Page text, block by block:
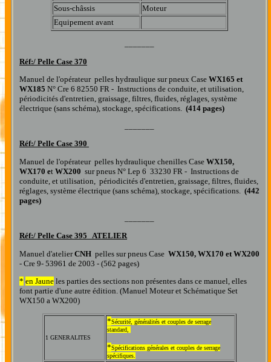
Sous-châssis
Moteur
Equipement avant
Réf:/ Pelle Case 370
Manuel de l'opérateur pelles hydraulique sur pneux Case WX165 et
WX185 N° Cre 6 82550 FR - Instructions de conduite, et utilisation,
périodicités d'entretien, graissage, filtres, fluides, réglages, système
électrique (sans schéma), stockage, spécifications. (414 pages)
Réf:/ Pelle Case 390
Manuel de l'opérateur pelles hydraulique chenilles Case WX150,
WX170 et WX200 sur pneus N° Lep 6 33230 FR - Instructions de
conduite, et utilisation, périodicités d'entretien, graissage, filtres, fluides,
réglages, système électrique (sans schéma), stockage, spécifications. (442
pages)
Réf:/ Pelle Case 395 ATELIER
Manuel d'atelierCNH pelles sur pneus Case WX150, WX170 et WX200
- Cre 9- 53961 de 2003 - (562 pages)
* en Jaune les parties des sections non présentes dans ce manuel, elles
font partie d'une autre édition. (Manuel Moteur et Schématique Set
WX150 a WX200)
1 GENERALITES
*Sécurité, généralités et couples de serrage
standard,
*Spécifications générales et couples de serrage
spécifiques.